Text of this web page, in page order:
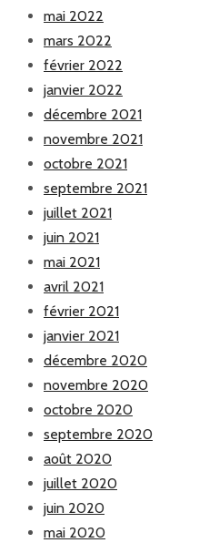
mai 2022
mars 2022
février 2022
janvier 2022
décembre 2021
novembre 2021
octobre 2021
septembre 2021
juillet 2021
juin 2021
mai 2021
avril 2021
février 2021
janvier 2021
décembre 2020
novembre 2020
octobre 2020
septembre 2020
août 2020
juillet 2020
juin 2020
mai 2020